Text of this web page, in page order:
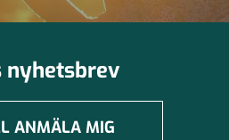
nyhetsbrev
ANMÄLA MIG